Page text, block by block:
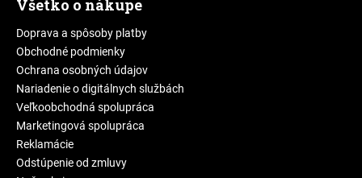
Všetko o nákupe
Doprava a spôsoby platby
Obchodné podmienky
Ochrana osobných údajov
Nariadenie o digitálnych službách
Veľkoobchodná spolupráca
Marketingová spolupráca
Reklamácie
Odstúpenie od zmluvy